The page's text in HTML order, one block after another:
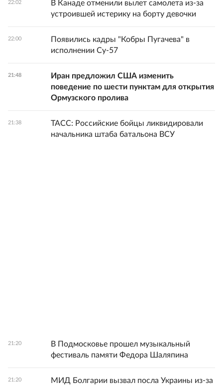
22:02
В Канаде отменили вылет самолета из-за
устроившей истерику на борту девочки
22:00
Появились кадры "Кобры Пугачева" в
исполнении Су-57
21:48
Иран предложил США изменить
поведение по шести пунктам для открытия
Ормузского пролива
21:38
ТАСС: Российские бойцы ликвидировали
начальника штаба батальона ВСУ
21:20
В Подмосковье прошел музыкальный
фестиваль памяти Федора Шаляпина
21:20
МИД Болгарии вызвал посла Украины из-за